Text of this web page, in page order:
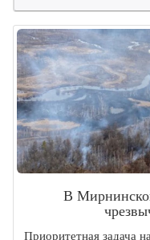
В
Приоритетная задача